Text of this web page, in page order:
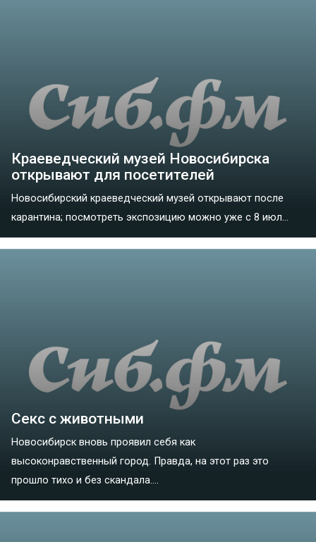
Краеведческий музей Новосибирска
открывают для посетителей
Новосибирский краеведческий музей открывают после
карантина; посмотреть экспозицию можно уже с 8 июл...
Секс с животными
Новосибирск вновь проявил себя как
высоконравственный город. Правда, на этот раз это
прошло тихо и без скандала....